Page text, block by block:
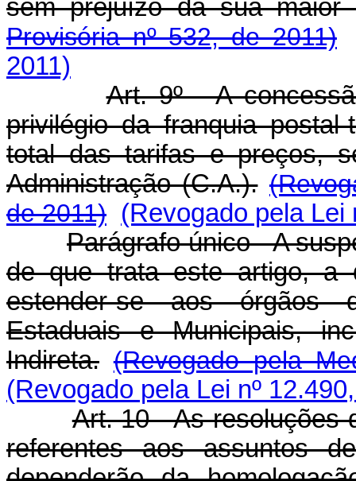
sem prejuízo da sua maior
Provisória nº 532, de 2011)
2011)
Art. 9º - A
privilégio da franquia
total das tarifas e preços,
Administração (C.A.).
de 2011) (Revogado pela Lei
Parágrafo único - A
de que trata este artigo, a
estender-se aos órgãos
Estaduais e Municipais,
Indireta. (Revogado pela
(Revogado pela Lei nº
Art. 10 - As resoluções
referentes aos assuntos